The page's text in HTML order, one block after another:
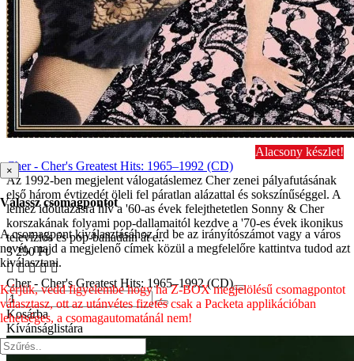
Alacsony készlet!
Cher - Cher's Greatest Hits: 1965–1992 (CD)
Az 1992-ben megjelent válogatáslemez Cher zenei pályafutásának
első három évtizedét öleli fel páratlan alázattal és sokszínűséggel. A
lemez időutazásra hív a '60-as évek felejthetetlen Sonny & Cher
korszakának folyami pop-dallamaitól kezdve a '70-es évek ikonikus
televíziós és pop-balladáin át e..
3 290 Ft
Cher - Cher's Greatest Hits: 1965–1992 (CD)
Kosárba
Kívánságlistára
×
Válassz csomagpontot
A csomagpont kiválasztásához írd be az irányítószámot vagy a város
nevét, majd a megjelenő címek közül a megfelelőre kattintva tudod azt
kiválasztani.
Kérjük, vedd figyelembe hogy ha Z-BOX megjelölésű csomagpontot
választasz, ott az utánvétes fizetés csak a Packeta applikációban
lehetséges, a csomagautomatánál nem!